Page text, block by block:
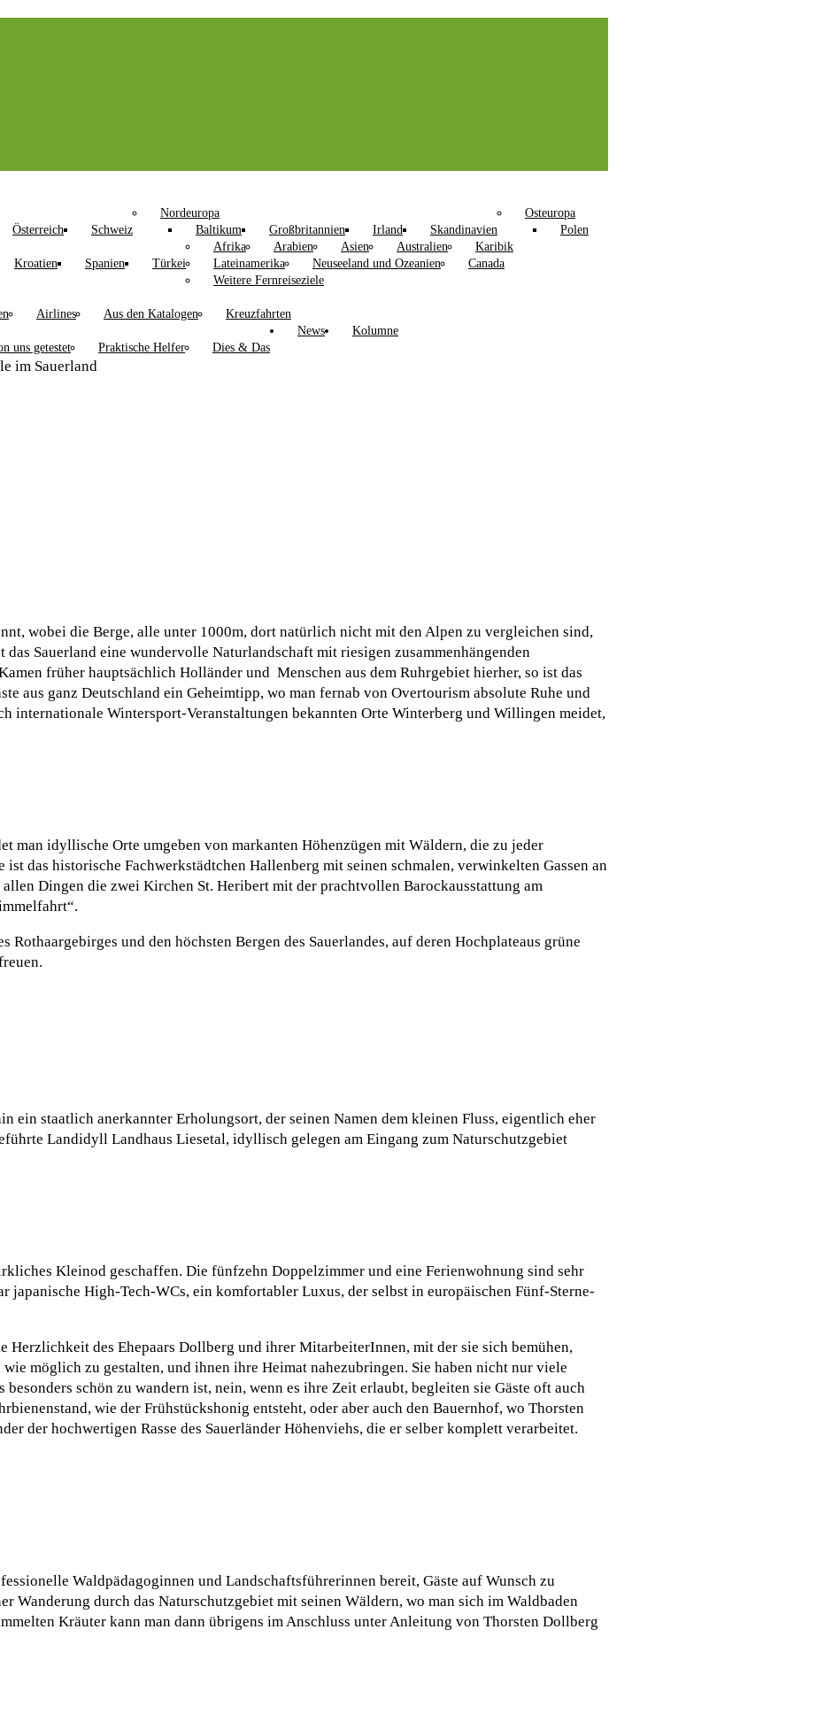
Österreich Schweiz
Nordeuropa
Baltikum
Großbritannien Irland Skandinavien
Osteuropa
Polen
Kroatien Spanien Türkei
Afrika Arabien Asien Australien
Karibik
Lateinamerika
Neuseeland und Ozeanien
Canada
Weitere Fernreiseziele
Airlines Aus den Katalogen
Kreuzfahrten
uns getestet Praktische Helfer Dies & Das
News Kolumne
im Sauerland
wobei die Berge, alle unter 1000m, dort natürlich nicht mit den Alpen zu vergleichen sind,
Sauerland eine wundervolle Naturlandschaft mit riesigen zusammenhängenden
früher hauptsächlich Holländer und Menschen aus dem Ruhrgebiet hierher, so ist das
aus ganz Deutschland ein Geheimtipp, wo man fernab von Overtourism absolute Ruhe und
internationale Wintersport-Veranstaltungen bekannten Orte Winterberg und Willingen meidet,
man idyllische Orte umgeben von markanten Höhenzügen mit Wäldern, die zu jeder
das historische Fachwerkstädtchen Hallenberg mit seinen schmalen, verwinkelten Gassen an
Dingen die zwei Kirchen St. Heribert mit der prachtvollen Barockausstattung am
und den höchsten Bergen des Sauerlandes, auf deren Hochplateaus grüne
ein staatlich anerkannter Erholungsort, der seinen Namen dem kleinen Fluss, eigentlich eher
Landidyll Landhaus Liesetal, idyllisch gelegen am Eingang zum Naturschutzgebiet
Kleinod geschaffen. Die fünfzehn Doppelzimmer und eine Ferienwohnung sind sehr
japanische High-Tech-WCs, ein komfortabler Luxus, der selbst in europäischen Fünf-Sterne-
Herzlichkeit des Ehepaars Dollberg und ihrer MitarbeiterInnen, mit der sie sich bemühen,
möglich zu gestalten, und ihnen ihre Heimat nahezubringen. Sie haben nicht nur viele
schön zu wandern ist, nein, wenn es ihre Zeit erlaubt, begleiten sie Gäste oft auch
wie der Frühstückshonig entsteht, oder aber auch den Bauernhof, wo Thorsten
der hochwertigen Rasse des Sauerländer Höhenviehs, die er selber komplett verarbeitet.
Waldpädagoginnen und Landschaftsführerinnen bereit, Gäste auf Wunsch zu
Wanderung durch das Naturschutzgebiet mit seinen Wäldern, wo man sich im Waldbaden
Kräuter kann man dann übrigens im Anschluss unter Anleitung von Thorsten Dollberg